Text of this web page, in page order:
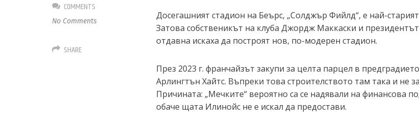
Досегашният стадион на Беърс, „Солджър Фийлд“, е най-
Затова собственикът на клуба Джордж Маккаски и
отдавна искаха да построят нов, по-модерен стадион.
През 2023 г. франчайзът закупи за целта парцел в
Арлингтън Хайтс. Въпреки това строителството там така и не
Причината: „Мечките“ вероятно са се надявали на финансова
обаче щата Илинойс не е искал да предостави.
COMMENTS
No Comments
SHARE